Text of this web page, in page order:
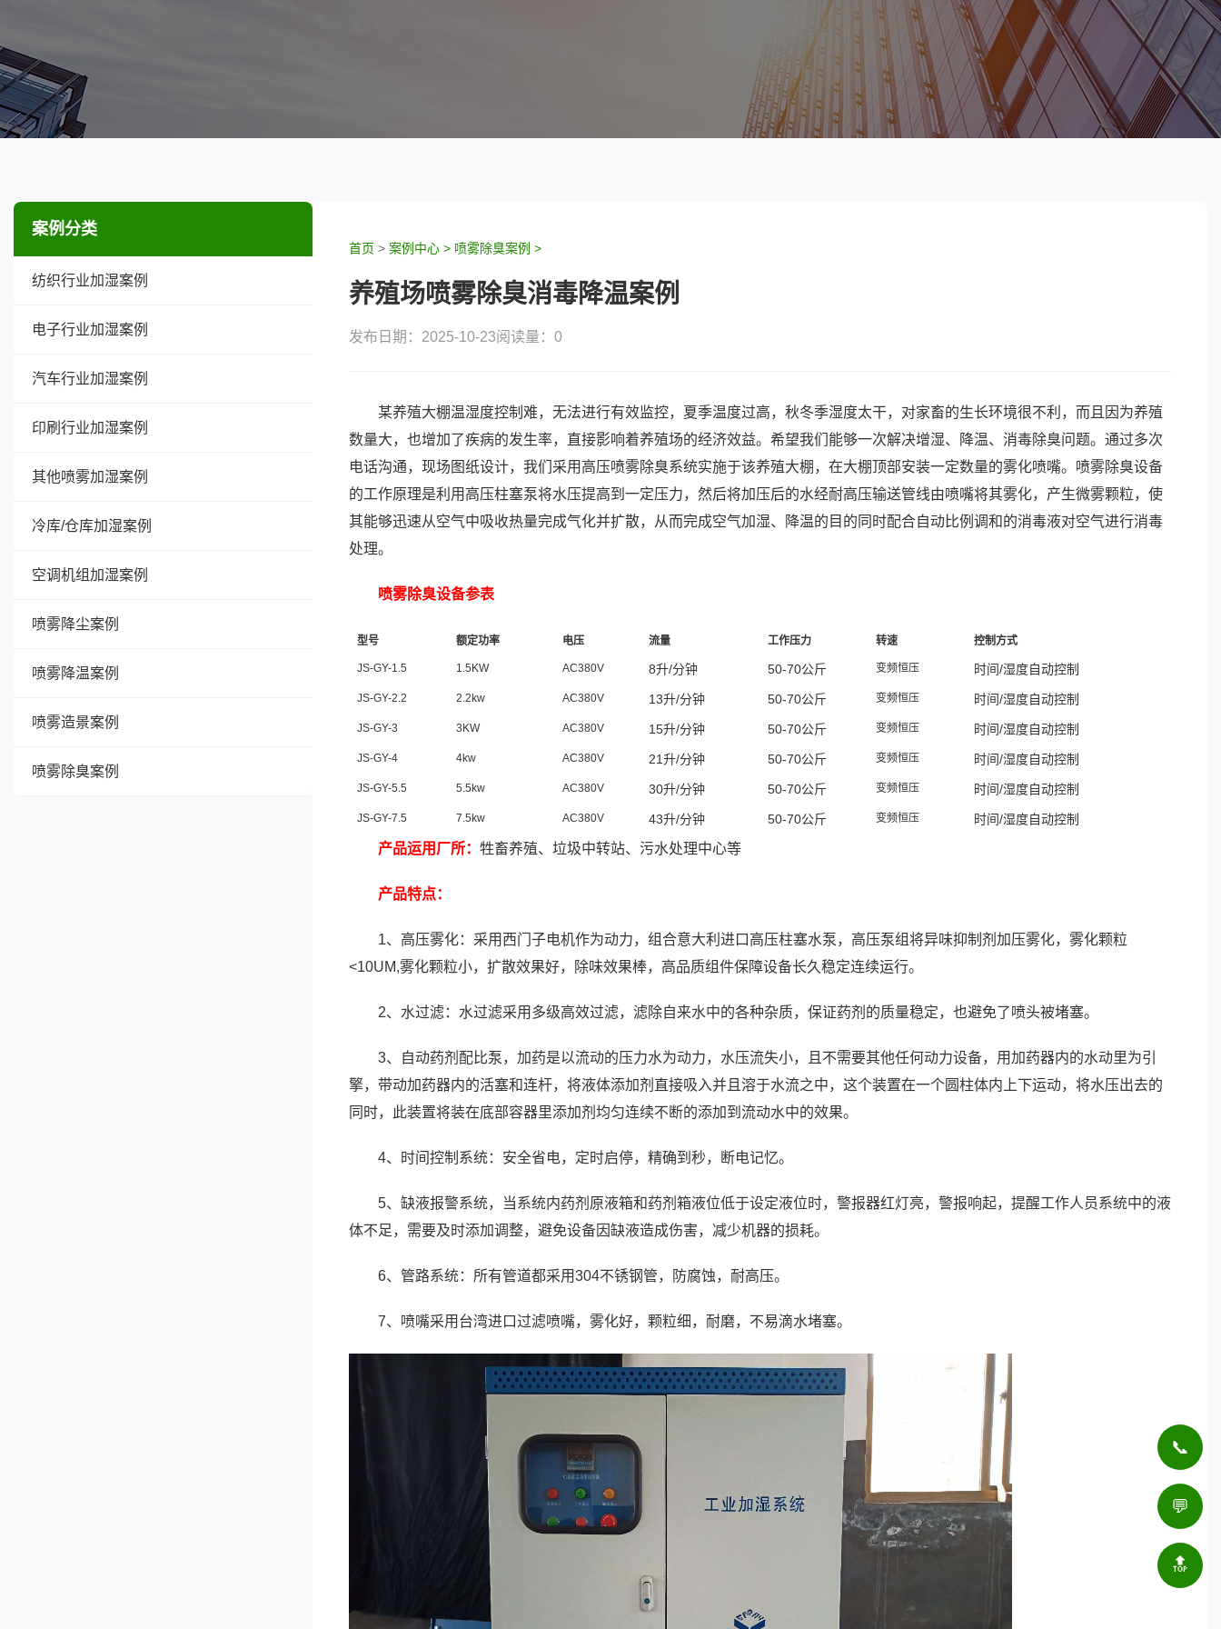
案例分类
纺织行业加湿案例
电子行业加湿案例
汽车行业加湿案例
印刷行业加湿案例
其他喷雾加湿案例
冷库/仓库加湿案例
空调机组加湿案例
喷雾降尘案例
喷雾降温案例
喷雾造景案例
喷雾除臭案例
首页 > 案例中心 > 喷雾除臭案例 >
养殖场喷雾除臭消毒降温案例
发布日期：2025-10-23阅读量： 0
某养殖大棚温湿度控制难，无法进行有效监控，夏季温度过高，秋冬季湿度太干，对家畜的生长环境很不利，而且因为养殖
数量大，也增加了疾病的发生率，直接影响着养殖场的经济效益。希望我们能够一次解决增湿、降温、消毒除臭问题。通过多次
电话沟通，现场图纸设计，我们采用高压喷雾除臭系统实施于该养殖大棚，在大棚顶部安装一定数量的雾化喷嘴。喷雾除臭设备
的工作原理是利用高压柱塞泵将水压提高到一定压力，然后将加压后的水经耐高压输送管线由喷嘴将其雾化，产生微雾颗粒，使
其能够迅速从空气中吸收热量完成气化并扩散，从而完成空气加湿、降温的目的同时配合自动比例调和的消毒液对空气进行消毒
处理。
喷雾除臭设备参表
型号 额定功率 电压 流量 工作压力 转速 控制方式
JS-GY-1.5 1.5KW AC380V 8升/分钟 50-70公斤 变频恒压 时间/湿度自动控制
JS-GY-2.2 2.2kw AC380V 13升/分钟 50-70公斤 变频恒压 时间/湿度自动控制
JS-GY-3 3KW AC380V 15升/分钟 50-70公斤 变频恒压 时间/湿度自动控制
JS-GY-4 4kw AC380V 21升/分钟 50-70公斤 变频恒压 时间/湿度自动控制
JS-GY-5.5 5.5kw AC380V 30升/分钟 50-70公斤 变频恒压 时间/湿度自动控制
JS-GY-7.5 7.5kw AC380V 43升/分钟 50-70公斤 变频恒压 时间/湿度自动控制
产品运用厂所： 牲畜养殖、垃圾中转站、污水处理中心等
产品特点：
1、高压雾化：采用西门子电机作为动力，组合意大利进口高压柱塞水泵，高压泵组将异味抑制剂加压雾化，雾化颗粒
<10UM,雾化颗粒小，扩散效果好，除味效果棒，高品质组件保障设备长久稳定连续运行。
2、水过滤：水过滤采用多级高效过滤，滤除自来水中的各种杂质，保证药剂的质量稳定，也避免了喷头被堵塞。
3、自动药剂配比泵，加药是以流动的压力水为动力，水压流失小，且不需要其他任何动力设备，用加药器内的水动里为引
擎，带动加药器内的活塞和连杆，将液体添加剂直接吸入并且溶于水流之中，这个装置在一个圆柱体内上下运动，将水压出去的
同时，此装置将装在底部容器里添加剂均匀连续不断的添加到流动水中的效果。
4、时间控制系统：安全省电，定时启停，精确到秒，断电记忆。
5、缺液报警系统，当系统内药剂原液箱和药剂箱液位低于设定液位时，警报器红灯亮，警报响起，提醒工作人员系统中的液
体不足，需要及时添加调整，避免设备因缺液造成伤害，减少机器的损耗。
6、管路系统：所有管道都采用304不锈钢管，防腐蚀，耐高压。
7、喷嘴采用台湾进口过滤喷嘴，雾化好，颗粒细，耐磨，不易滴水堵塞。
📞
💬
🔝